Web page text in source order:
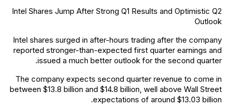
Intel Shares Jump After Strong Q1 Results and Optimistic Q2
Outlook
Intel shares surged in after-hours trading after the company
reported stronger-than-expected first quarter earnings and
issued a much better outlook for the second quarter.
The company expects second quarter revenue to come in
between $13.8 billion and $14.8 billion, well above Wall Street
expectations of around $13.03 billion.